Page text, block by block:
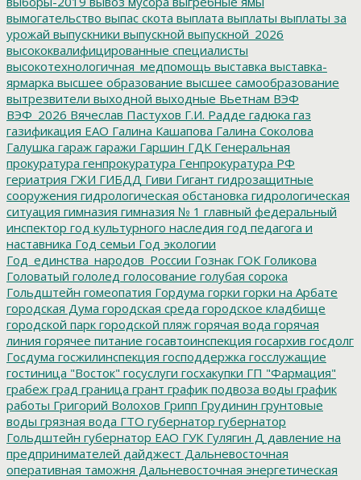
вымогательство выпас скота выплата выплаты выплаты за
урожай выпускники выпускной выпускной_2026
высококвалифицированные специалисты
высокотехнологичная_медпомощь выставка выставка-
ярмарка высшее образование высшее самообразование
вытрезвители выходной выходные Вьетнам ВЭФ
ВЭФ_2026 Вячеслав Пастухов Г.И. Радде гадюка газ
газификация ЕАО Галина Кашапова Галина Соколова
Галушка гараж гаражи Гаршин ГДК Генеральная
прокуратура генпрокуратура Генпрокуратура РФ
гериатрия ГЖИ ГИБДД Гиви Гигант гидрозащитные
сооружения гидрологическая обстановка гидрологическая
ситуация гимназия гимназия № 1 главный федеральный
инспектор год культурного наследия год педагога и
наставника Год семьи Год экологии
Год_единства_народов_России Гознак ГОК Голикова
Головатый гололед голосование голубая сорока
Гольдштейн гомеопатия Гордума горки горки на Арбате
городская Дума городская среда городское кладбище
городской парк городской пляж горячая вода горячая
линия горячее питание госавтоинспекция госархив госдолг
Госдума госжилинспекция господдержка госслужащие
гостиница "Восток" госуслуги госхакупки ГП "Фармация"
грабеж град граница грант график подвоза воды график
работы Григорий Волохов Грипп Грудинин грунтовые
воды грязная вода ГТО губернатор губернатор
Гольдштейн губернатор ЕАО ГУК Гулягин Д давление на
предпринимателей дайджест Дальневосточная
оперативная таможня Дальневосточная энергетическая